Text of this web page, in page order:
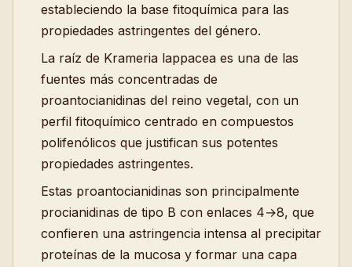
estableciendo la base fitoquímica para las
propiedades astringentes del género.
La raíz de Krameria lappacea es una de las
fuentes más concentradas de
proantocianidinas del reino vegetal, con un
perfil fitoquímico centrado en compuestos
polifenólicos que justifican sus potentes
propiedades astringentes.
Estas proantocianidinas son principalmente
procianidinas de tipo B con enlaces 4→8, que
confieren una astringencia intensa al precipitar
proteínas de la mucosa y formar una capa